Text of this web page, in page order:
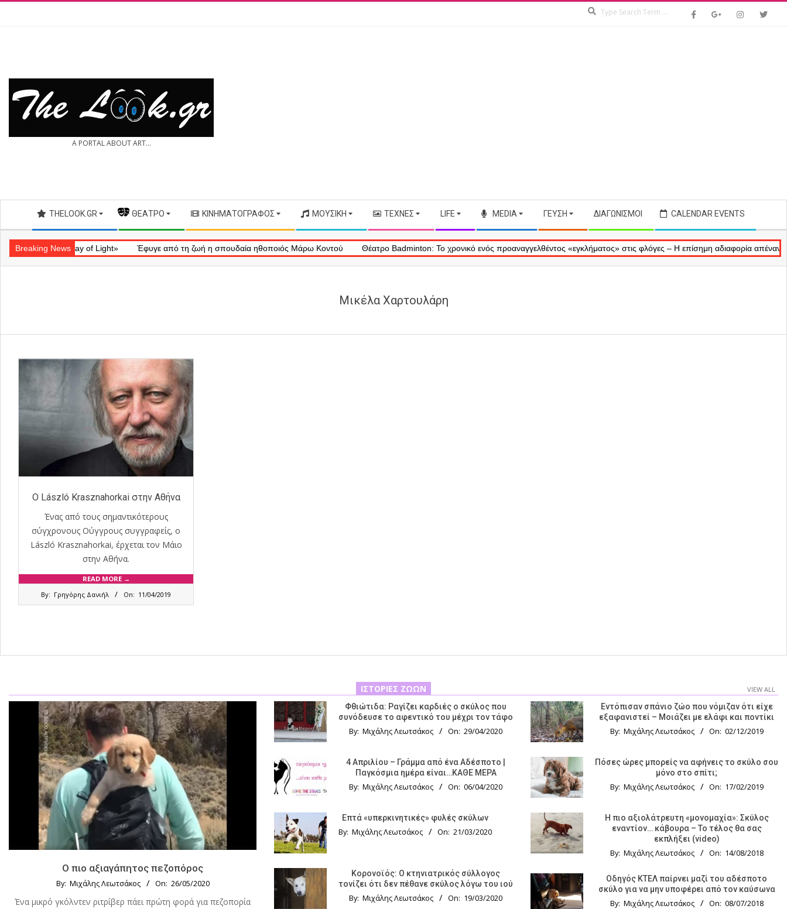
THE A PORTAL ABOUT ART...
Secondary
Navigation
Menu
THELOOK.GR — ΘΈΑΤΡΟ ΚΙΝΗΜΑΤΟΓΡΆΦΟΣ ΜΟΥΣΙΚΉ ΤΈΧΝΕΣ LIFE MEDIA ΓΕΎΣΗ ΔΙΑΓΩΝΙΣΜΟΊ CALENDAR EVENTS
Breaking News
«Ray of Light» Έφυγε από τη ζωή η σπουδαία ηθοποιός Μάρω Κοντού Θέατρο Badminton: Το χρονικό ενός προαναγγελθέντος «εγκλήματος» στις φλόγες – Η επίσημη αδιαφορία απέναντι στις
Μικέλα Χαρτουλάρη
Ο László Krasznahorkai στην Αθήνα
Ένας από τους σημαντικότερους
σύγχρονους Ούγγρους συγγραφείς, ο
László Krasznahorkai, έρχεται τον Μάιο
στην Αθήνα.
READ MORE →
By: Γρηγόρης Δανιήλ On: 11/04/2019
ΙΣΤΟΡΊΕΣ ΖΏΩΝ VIEW ALL
Ο πιο αξιαγάπητος πεζοπόρος
By: Μιχάλης Λεωτσάκος On: 26/05/2020
Ένα μικρό γκόλντεν ριτρίβερ πάει πρώτη φορά για πεζοπορία
Φθιώτιδα: Ραγίζει καρδιές ο σκύλος που
συνόδευσε το αφεντικό του μέχρι τον τάφο
By: Μιχάλης Λεωτσάκος On: 29/04/2020
4 Απριλίου – Γράμμα από ένα Αδέσποτο |
Παγκόσμια ημέρα είναι…ΚΑΘΕ ΜΕΡΑ
By: Μιχάλης Λεωτσάκος On: 06/04/2020
Επτά «υπερκινητικές» φυλές σκύλων
By: Μιχάλης Λεωτσάκος On: 21/03/2020
Κορονοϊός: Ο κτηνιατρικός σύλλογος
τονίζει ότι δεν πέθανε σκύλος λόγω του ιού
By: Μιχάλης Λεωτσάκος On: 19/03/2020
Εντόπισαν σπάνιο ζώο που νόμιζαν ότι είχε
εξαφανιστεί – Μοιάζει με ελάφι και ποντίκι
By: Μιχάλης Λεωτσάκος On: 02/12/2019
Πόσες ώρες μπορείς να αφήνεις το σκύλο σου
μόνο στο σπίτι;
By: Μιχάλης Λεωτσάκος On: 17/02/2019
Η πιο αξιολάτρευτη «μονομαχία»: Σκύλος
εναντίον… κάβουρα – Το τέλος θα σας
εκπλήξει (video)
By: Μιχάλης Λεωτσάκος On: 14/08/2018
Οδηγός KTΕΛ παίρνει μαζί του αδέσποτο
σκύλο για να μην υποφέρει από τον καύσωνα
By: Μιχάλης Λεωτσάκος On: 08/07/2018